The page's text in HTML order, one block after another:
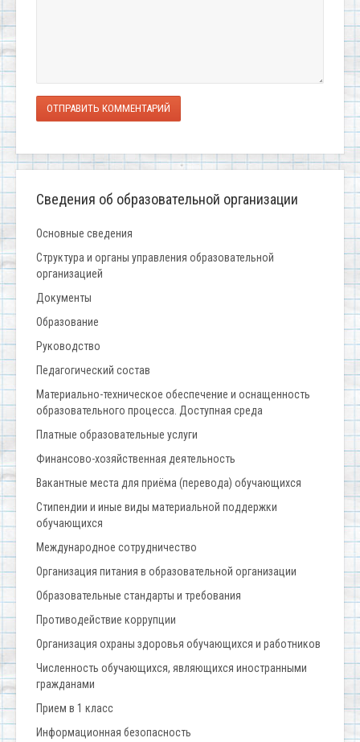
ОТПРАВИТЬ КОММЕНТАРИЙ
Сведения об образовательной организации
Основные сведения
Структура и органы управления образовательной
организацией
Документы
Образование
Руководство
Педагогический состав
Материально-техническое обеспечение и оснащенность
образовательного процесса. Доступная среда
Платные образовательные услуги
Финансово-хозяйственная деятельность
Вакантные места для приёма (перевода) обучающихся
Стипендии и иные виды материальной поддержки
обучающихся
Международное сотрудничество
Организация питания в образовательной организации
Образовательные стандарты и требования
Противодействие коррупции
Организация охраны здоровья обучающихся и работников
Численность обучающихся, являющихся иностранными
гражданами
Прием в 1 класс
Информационная безопасность